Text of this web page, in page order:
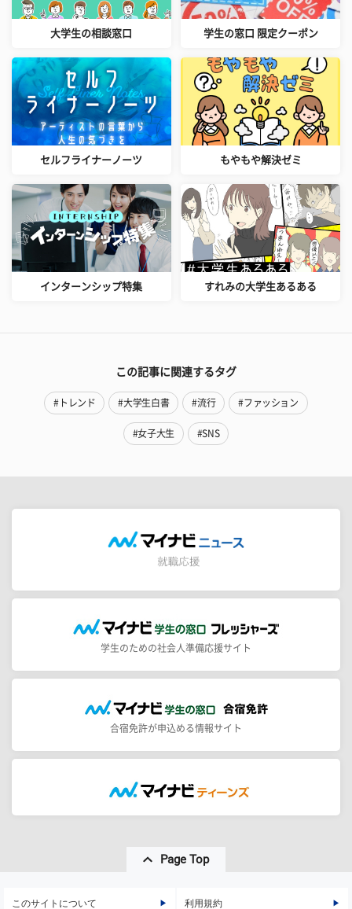
大学生の相談窓口 学生の窓口 限定クーポン
セルフライナーノーツ もやもや解決ゼミ
インターンシップ特集 すれみの大学生あるある
この記事に関連するタグ
#トレンド #大学生白書 #流行 #ファッション
#女子大生 #SNS
学生のための社会人準備応援サイト
合宿免許が申込める情報サイト
Page Top
このサイトについて 利用規約